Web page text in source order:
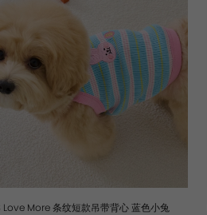
Love More 条纹短款吊带背心 蓝色小兔